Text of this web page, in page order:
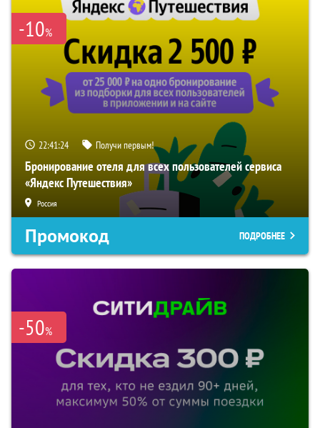
-10%
22:41:23 Получи первым!
Бронирование отеля для всех пользователей сервиса
«Яндекс Путешествия»
Россия
Промокод ПОДРОБНЕЕ
-50%